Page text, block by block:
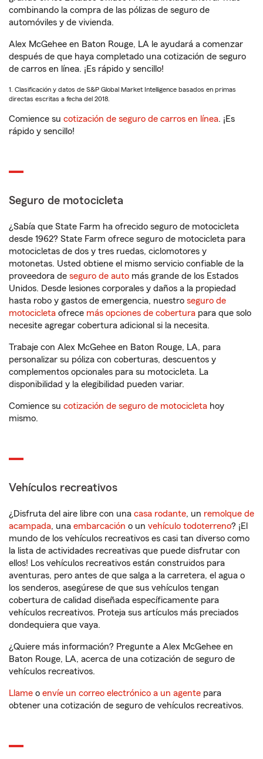
combinando la compra de las pólizas de seguro de
automóviles y de vivienda.
Alex McGehee en Baton Rouge, LA le ayudará a comenzar
después de que haya completado una cotización de seguro
de carros en línea. ¡Es rápido y sencillo!
1. Clasificación y datos de S&P Global Market Intelligence basados en primas
directas escritas a fecha del 2018.
Comience su cotización de seguro de carros en línea. ¡Es
rápido y sencillo!
Seguro de motocicleta
¿Sabía que State Farm ha ofrecido seguro de motocicleta
desde 1962? State Farm ofrece seguro de motocicleta para
motocicletas de dos y tres ruedas, ciclomotores y
motonetas. Usted obtiene el mismo servicio confiable de la
proveedora de seguro de auto más grande de los Estados
Unidos. Desde lesiones corporales y daños a la propiedad
hasta robo y gastos de emergencia, nuestro seguro de
motocicleta ofrece más opciones de cobertura para que solo
necesite agregar cobertura adicional si la necesita.
Trabaje con Alex McGehee en Baton Rouge, LA, para
personalizar su póliza con coberturas, descuentos y
complementos opcionales para su motocicleta. La
disponibilidad y la elegibilidad pueden variar.
Comience su cotización de seguro de motocicleta hoy
mismo.
Vehículos recreativos
¿Disfruta del aire libre con una casa rodante, un remolque de
acampada, una embarcación o un vehículo todoterreno? ¡El
mundo de los vehículos recreativos es casi tan diverso como
la lista de actividades recreativas que puede disfrutar con
ellos! Los vehículos recreativos están construidos para
aventuras, pero antes de que salga a la carretera, el agua o
los senderos, asegúrese de que sus vehículos tengan
cobertura de calidad diseñada específicamente para
vehículos recreativos. Proteja sus artículos más preciados
dondequiera que vaya.
¿Quiere más información? Pregunte a Alex McGehee en
Baton Rouge, LA, acerca de una cotización de seguro de
vehículos recreativos.
Llame o envíe un correo electrónico a un agente para
obtener una cotización de seguro de vehículos recreativos.